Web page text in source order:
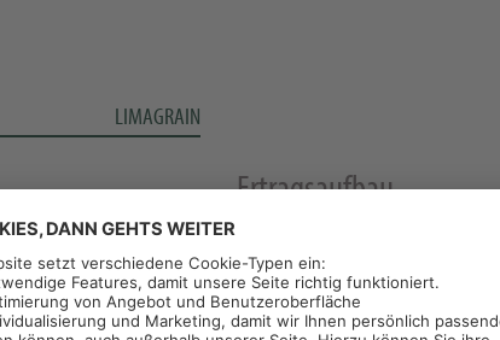
LIMAGRAIN
Phoma-Resistenz
für höchste
Ertragsaufbau
Kornertrag
Ölgehalt